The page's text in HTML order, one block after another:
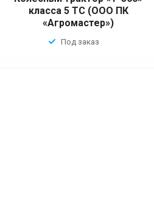
класса 5 ТС (ООО ПК
«Агромастер»)
Под заказ